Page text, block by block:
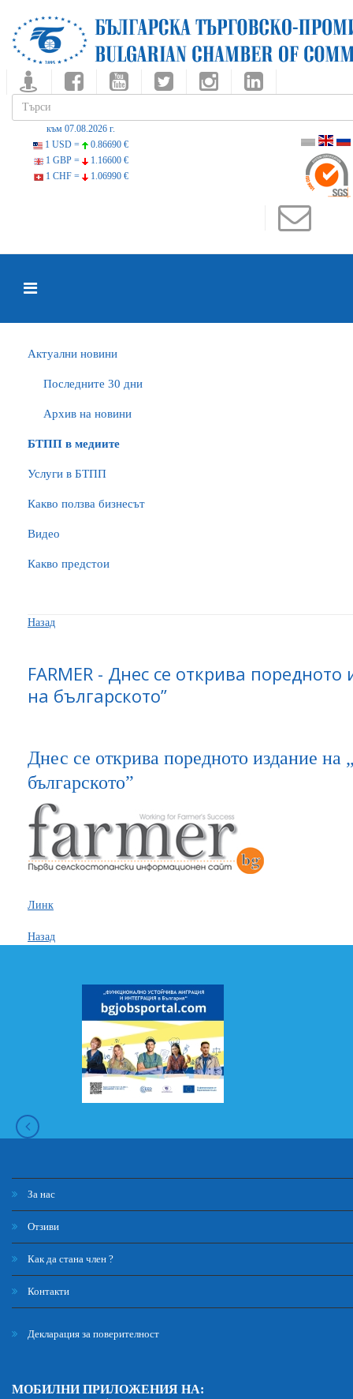
към 07.08.2026 г.
1 USD =
0.86690 €
1 GBP =
1.16600 €
1 CHF =
1.06990 €
Актуални новини
Последните 30 дни
Архив на новини
БTПП в медиите
Услуги в БТПП
Какво ползва бизнесът
Видео
Какво предстои
Назад
FARMER - Днес се открива
на българското”
Днес се открива поредното издание на
българското”
Линк
Назад
За нас
Отзиви
Как да стана член ?
Контакти
Декларация за поверителност
МОБИЛНИ ПРИЛОЖЕНИЯ НА: